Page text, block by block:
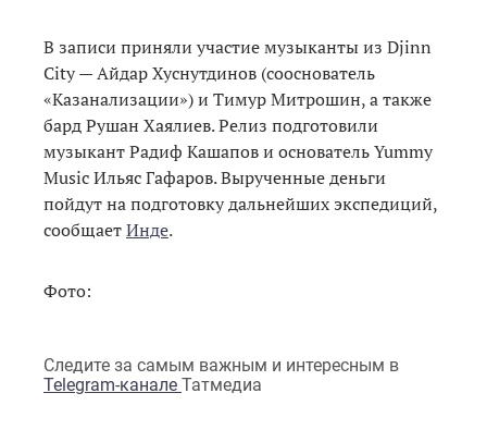
В записи приняли участие музыканты из Djinn
City — Айдар Хуснутдинов (сооснователь
«Казанализации») и Тимур Митрошин, а также
бард Рушан Хаялиев. Релиз подготовили
музыкант Радиф Кашапов и основатель Yummy
Music Ильяс Гафаров. Вырученные деньги
пойдут на подготовку дальнейших экспедиций,
сообщаетИнде.
Фото:
Следите за самым важным и интересным в
Telegram-канале Татмедиа